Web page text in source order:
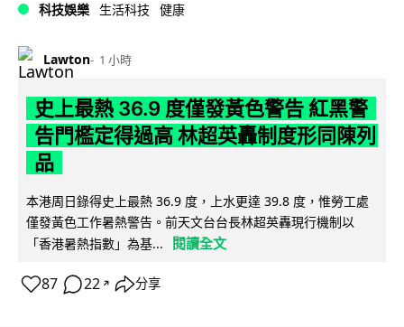
科技娛樂 生活科技 健康
Lawton 1 小時
史上最熱 36.9 度僅發黃色警告 紅黑警
告門檻定得過高 林超英轟制度形同陳列
品
本港周日錄得史上最熱 36.9 度，上水更達 39.8 度，惟勞工處
僅發黃色工作暑熱警告。前天文台台長林超英轟現行機制以
「香港暑熱指數」為基...
閱讀全文
87 22 ↗ 分享